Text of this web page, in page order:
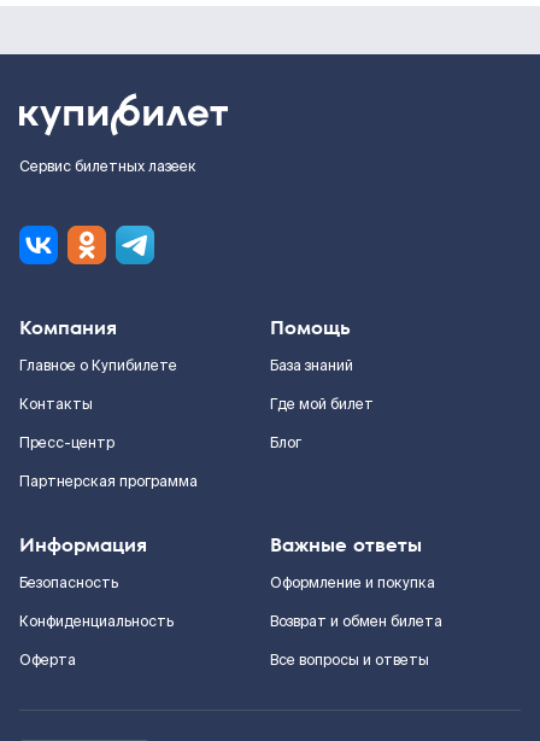
Сервис билетных лазеек
Компания
Главное о Купибилете
Контакты
Пресс-центр
Партнерская программа
Помощь
База знаний
Где мой билет
Блог
Информация
Безопасность
Конфиденциальность
Оферта
Важные ответы
Оформление и покупка
Возврат и обмен билета
Все вопросы и ответы